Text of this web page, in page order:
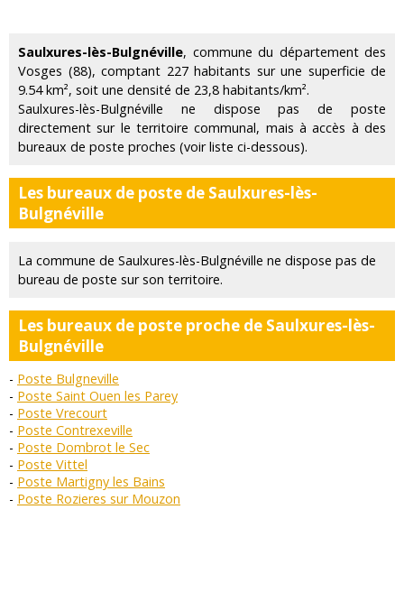
Saulxures-lès-Bulgnéville, commune du département des
Vosges (88), comptant 227 habitants sur une superficie de
9.54 km², soit une densité de 23,8 habitants/km².
Saulxures-lès-Bulgnéville ne dispose pas de poste
directement sur le territoire communal, mais à accès à des
bureaux de poste proches (voir liste ci-dessous).
Les bureaux de poste de Saulxures-lès-
Bulgnéville
La commune de Saulxures-lès-Bulgnéville ne dispose pas de
bureau de poste sur son territoire.
Les bureaux de poste proche de Saulxures-lès-
Bulgnéville
Poste Bulgneville
Poste Saint Ouen les Parey
Poste Vrecourt
Poste Contrexeville
Poste Dombrot le Sec
Poste Vittel
Poste Martigny les Bains
Poste Rozieres sur Mouzon